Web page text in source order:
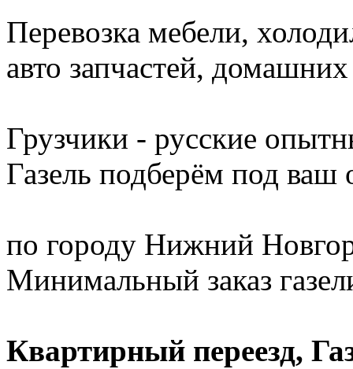
Перевозка мебели,
авто запчастей,
Грузчики - русские
Газель подберём под
по городу Нижний
Минимальный заказ
Квартирный переезд,